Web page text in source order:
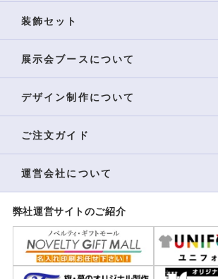
装飾セット
展示会ブースについて
デザイン制作について
ご注文ガイド
運営会社について
弊社運営サイトのご紹介